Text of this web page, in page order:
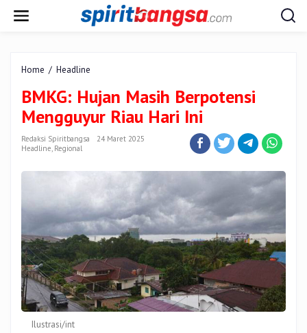
Home / Headline
Masih
Berpotensi
Mengguyur
Riau
BMKG: Hujan Masih Berpotensi
Mengguyur Riau Hari Ini
Redaksi Spiritbangsa
24 Maret 2025
Headline, Regional
Ilustrasi/int